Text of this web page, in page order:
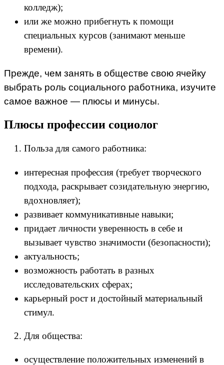
колледж);
или же можно прибегнуть к помощи
специальных курсов (занимают меньше
времени).
Прежде, чем занять в обществе свою ячейку
выбрать роль социального работника, изучите
самое важное — плюсы и минусы.
Плюсы профессии социолог
Польза для самого работника:
интересная профессия (требует творческого
подхода, раскрывает созидательную энергию,
вдохновляет);
развивает коммуникативные навыки;
придает личности уверенность в себе и
вызывает чувство значимости (безопасности);
актуальность;
возможность работать в разных
исследовательских сферах;
карьерный рост и достойный материальный
стимул.
Для общества:
осуществление положительных изменений в